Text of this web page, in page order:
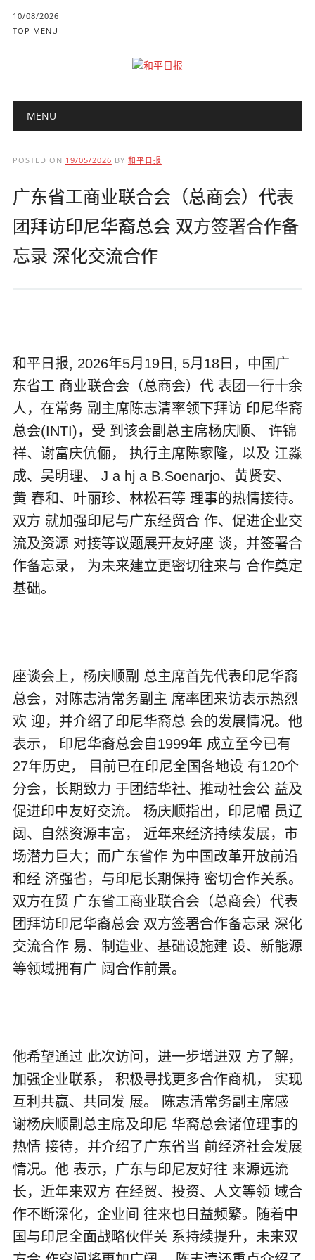
10/08/2026
TOP MENU
Main menu
MENU
POSTED ON 19/05/2026 BY 和平日报
广东省工商业联合会（总商会）代表
团拜访印尼华裔总会 双方签署合作备
忘录 深化交流合作
和平日报, 2026年5月19日, 5月18日，中国广
东省工 商业联合会（总商会）代 表团一行十余
人，在常务 副主席陈志清率领下拜访 印尼华裔
总会(INTI)，受 到该会副总主席杨庆顺、 许锦
祥、谢富庆伉俪， 执行主席陈家隆，以及 江淼
成、吴明理、 J a hj a B.Soenarjo、黄贤安、
黄 春和、叶丽珍、林松石等 理事的热情接待。
双方 就加强印尼与广东经贸合 作、促进企业交
流及资源 对接等议题展开友好座 谈，并签署合
作备忘录， 为未来建立更密切往来与 合作奠定
基础。
座谈会上，杨庆顺副 总主席首先代表印尼华裔
总会，对陈志清常务副主 席率团来访表示热烈
欢 迎，并介绍了印尼华裔总 会的发展情况。他
表示， 印尼华裔总会自1999年 成立至今已有
27年历史， 目前已在印尼全国各地设 有120个
分会，长期致力 于团结华社、推动社会公 益及
促进印中友好交流。 杨庆顺指出，印尼幅 员辽
阔、自然资源丰富， 近年来经济持续发展，市
场潜力巨大；而广东省作 为中国改革开放前沿
和经 济强省，与印尼长期保持 密切合作关系。
双方在贸 广东省工商业联合会（总商会）代表
团拜访印尼华裔总会 双方签署合作备忘录 深化
交流合作 易、制造业、基础设施建 设、新能源
等领域拥有广 阔合作前景。
他希望通过 此次访问，进一步增进双 方了解，
加强企业联系， 积极寻找更多合作商机， 实现
互利共赢、共同发 展。 陈志清常务副主席感
谢杨庆顺副总主席及印尼 华裔总会诸位理事的
热情 接待，并介绍了广东省当 前经济社会发展
情况。他 表示，广东与印尼友好往 来源远流
长，近年来双方 在经贸、投资、人文等领 域合
作不断深化，企业间 往来也日益频繁。随着中
国与印尼全面战略伙伴关 系持续提升，未来双